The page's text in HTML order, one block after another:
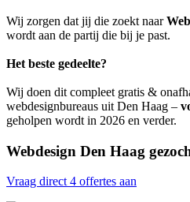
Wij zorgen dat jij die zoekt naar
wordt aan de partij die bij je past.
Het beste gedeelte?
Wij doen dit compleet gratis &
webdesignbureaus uit Den Haag –
geholpen wordt in 2026 en verder.
Webdesign Den Haag
Vraag direct 4 offertes aan